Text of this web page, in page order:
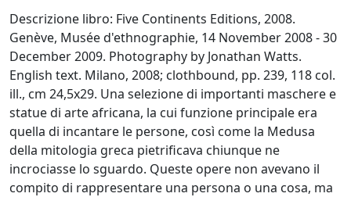
Descrizione libro: Five Continents Editions, 2008.
Genève, Musée d'ethnographie, 14 November 2008 - 30
December 2009. Photography by Jonathan Watts.
English text. Milano, 2008; clothbound, pp. 239, 118 col.
ill., cm 24,5x29. Una selezione di importanti maschere e
statue di arte africana, la cui funzione principale era
quella di incantare le persone, così come la Medusa
della mitologia greca pietrificava chiunque ne
incrociasse lo sguardo. Queste opere non avevano il
compito di rappresentare una persona o una cosa, ma